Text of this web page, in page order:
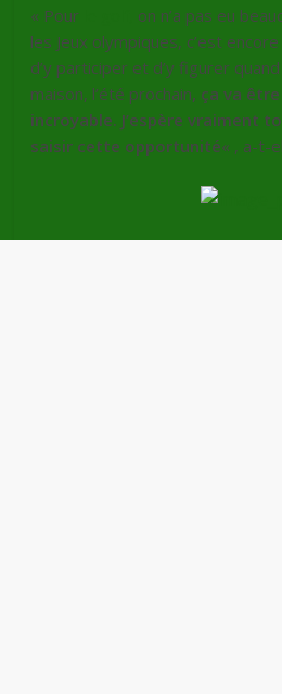
« Pour
on n’a pas eu
les Jeux olympiques, c’est
d’y participer et d’y figurer
maison, l’été prochain, ça va
incroyable. J’espère vraiment
saisir cette opportunité« , a-t-